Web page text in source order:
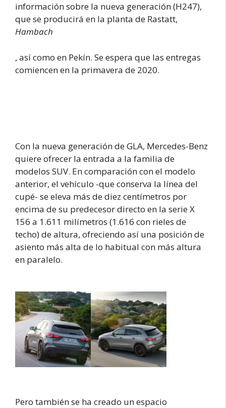
información sobre la nueva generación (H247),
que se producirá en la planta de Rastatt,
Hambach
, así como en Pekín. Se espera que las entregas
comiencen en la primavera de 2020.
Con la nueva generación de GLA, Mercedes-Benz
quiere ofrecer la entrada a la familia de
modelos SUV. En comparación con el modelo
anterior, el vehículo -que conserva la línea del
cupé- se eleva más de diez centímetros por
encima de su predecesor directo en la serie X
156 a 1.611 milímetros (1.616 con rieles de
techo) de altura, ofreciendo así una posición de
asiento más alta de lo habitual con más altura
en paralelo.
Pero también se ha creado un espacio